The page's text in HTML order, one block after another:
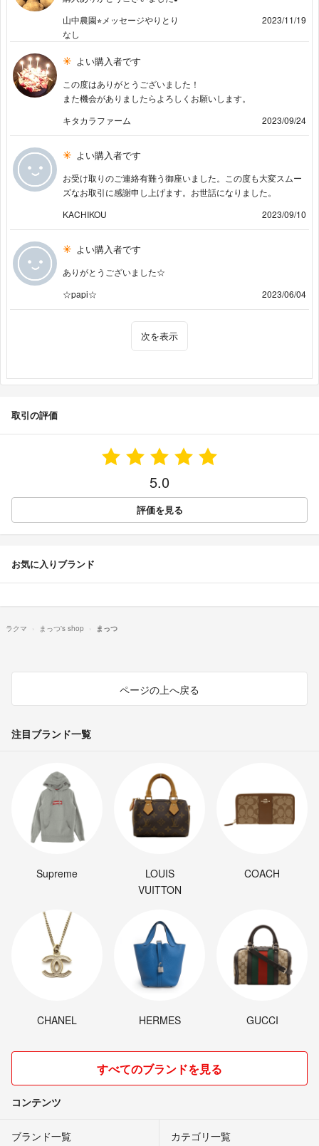
山中農園⭐︎メッセージやりとり
なし
2023/11/19
よい購入者です
この度はありがとうございました！
また機会がありましたらよろしくお願いします。
キタカラファーム
2023/09/24
よい購入者です
お受け取りのご連絡有難う御座いました。この度も大変スムー
ズなお取引に感謝申し上げます。お世話になりました。
KACHIKOU
2023/09/10
よい購入者です
ありがとうございました☆
☆papi☆
2023/06/04
次を表示
取引の評価
5.0
評価を見る
お気に入りブランド
ラクマ まっつ's shop まっつ
ページの上へ戻る
注目ブランド一覧
Supreme
LOUIS
VUITTON
COACH
CHANEL HERMES GUCCI
すべてのブランドを見る
コンテンツ
ブランド一覧 カテゴリ一覧